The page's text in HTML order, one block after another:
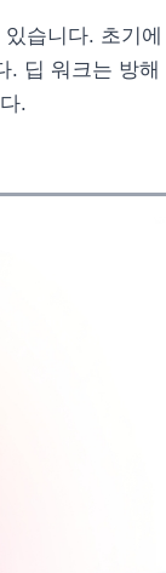
습니다. 초기에
. 딥 워크는 방해
.